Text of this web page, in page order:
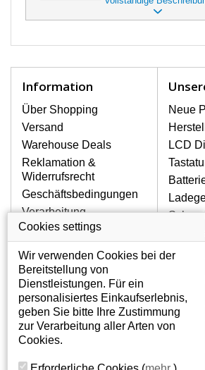
auf höchste Qualität dieses
Er dient zur Darstellung von
schnell, deshalb ist es wichtig,
Zu den häufigsten
gehören mechanische
ein geborstenes Display oder
Ferner senkrechte Streifen, das
leuchtet nicht, blinkt
ist ungleichmäßig hell.
LCD DISPLAYS
VGN-S170PVN
HÖCHSTER
Qualitätsklasse
ohne
zwar über
Garantiezeit.
WIE KÖNNEN SIE
WELCHES DISPLAY SIE FÜR
Information
Über Shopping
Versand
Warehouse Deals
Reklamation &
Widerrufsrecht
Geschäftsbedingungen
Verarbeitung
personenbezogener
Daten
Über uns - Impressum
Neue
LCD
Mein Konto
Mein Konto
Persönliche Daten
Addressen
15:30
Cookies settings
Wir verwenden Cookies bei der
Bereitstellung von
Dienstleistungen. Für ein
personalisiertes Einkaufserlebnis,
geben Sie bitte Ihre Zustimmung
zur Verarbeitung aller Arten von
Cookies.